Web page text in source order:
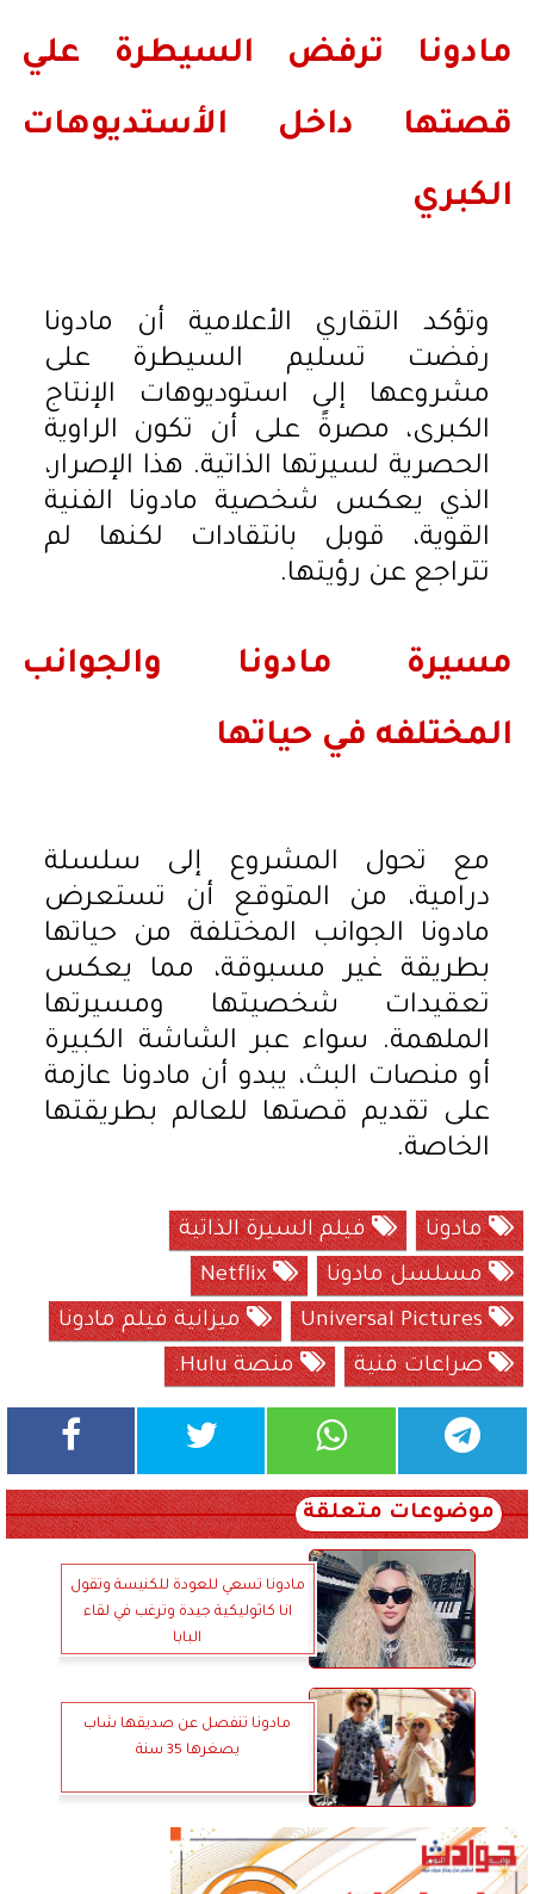
مادونا ترفض السيطرة علي
قصتها داخل الأستديوهات
الكبري
وتؤكد التقاري الأعلامية أن مادونا
رفضت تسليم السيطرة على
مشروعها إلى استوديوهات الإنتاج
الكبرى، مصرةً على أن تكون الراوية
الحصرية لسيرتها الذاتية. هذا الإصرار،
الذي يعكس شخصية مادونا الفنية
القوية، قوبل بانتقادات لكنها لم
تتراجع عن رؤيتها.
مسيرة مادونا والجوانب
المختلفه في حياتها
مع تحول المشروع إلى سلسلة
درامية، من المتوقع أن تستعرض
مادونا الجوانب المختلفة من حياتها
بطريقة غير مسبوقة، مما يعكس
تعقيدات شخصيتها ومسيرتها
الملهمة. سواء عبر الشاشة الكبيرة
أو منصات البث، يبدو أن مادونا عازمة
على تقديم قصتها للعالم بطريقتها
الخاصة.
مادونا
فيلم السيرة الذاتية
مسلسل مادونا
Netflix
Universal Pictures
ميزانية فيلم مادونا
صراعات فنية
منصة Hulu.
موضوعات متعلقة
مادونا تسعي للعودة للكنيسة وتقول
انا كاثوليكية جيدة وترغب في لقاء
البابا
مادونا تنفصل عن صديقها شاب
يصغرها 35 سنة